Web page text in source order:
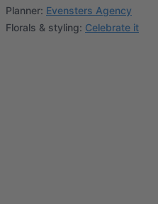
Planner: Evensters Agency
Florals & styling: Celebrate it